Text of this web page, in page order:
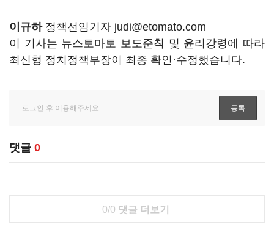
이규하정책선임기자 judi@etomato.com
이 기사는 뉴스토마토 보도준칙 및 윤리강령에 따라
최신형 정치정책부장이 최종 확인·수정했습니다.
댓글 0
0/0 댓글 더보기